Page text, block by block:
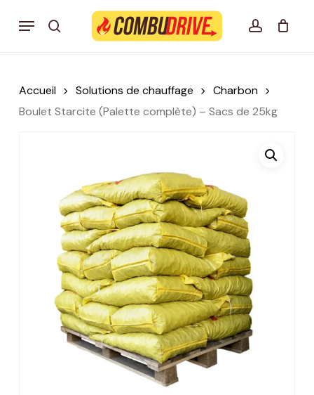
search account
Menu
Mon panier Combudrive CLOSE
Accueil Solutions de chauffage
Charbon
Boulet Starcite (Palette complète) – Sacs de 25kg